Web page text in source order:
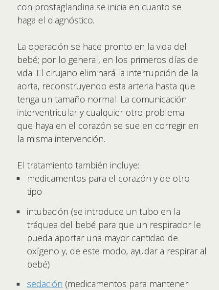
con prostaglandina se inicia en cuanto se
haga el diagnóstico.
La operación se hace pronto en la vida del
bebé; por lo general, en los primeros días de
vida. El cirujano eliminará la interrupción de la
aorta, reconstruyendo esta arteria hasta que
tenga un tamaño normal. La comunicación
interventricular y cualquier otro problema
que haya en el corazón se suelen corregir en
la misma intervención.
El tratamiento también incluye:
medicamentos para el corazón y de otro
tipo
intubación (se introduce un tubo en la
tráquea del bebé para que un respirador le
pueda aportar una mayor cantidad de
oxígeno y, de este modo, ayudar a respirar al
bebé)
sedación (medicamentos para mantener